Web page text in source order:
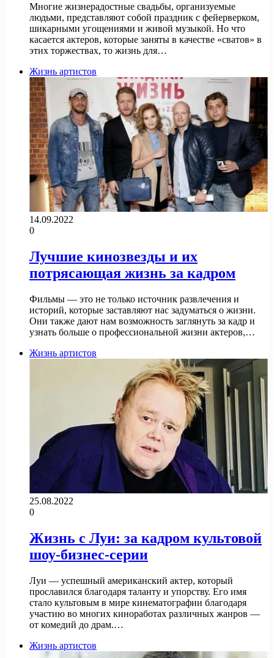
Многие жизнерадостные свадьбы, организуемые
людьми, представляют собой праздник с фейерверком,
шикарными угощениями и живой музыкой. Но что
касается актеров, которые заняты в качестве «сватов» в
этих торжествах, то жизнь для…
Жизнь артистов
14.09.2022
0
Лучшие кинозвезды и их
потрясающая жизнь за кадром
Фильмы — это не только источник развлечения и
историй, которые заставляют нас задуматься о жизни.
Они также дают нам возможность заглянуть за кадр и
узнать больше о профессиональной жизни актеров,…
Жизнь артистов
25.08.2022
0
Жизнь с Луи: за кадром культовой
шоу-бизнес-серии
Луи — успешный американский актер, который
прославился благодаря таланту и упорству. Его имя
стало культовым в мире кинематографии благодаря
участию во многих киноработах различных жанров —
от комедий до драм.…
Жизнь артистов